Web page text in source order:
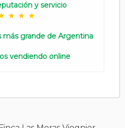
y servicio
más grande de Argentina
vendiendo online